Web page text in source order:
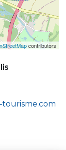
contributors